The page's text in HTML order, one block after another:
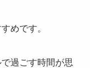
めです。
過ごす時間が思